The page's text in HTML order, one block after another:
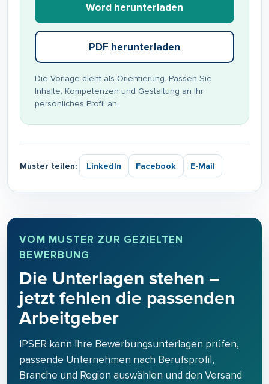
Word herunterladen
PDF herunterladen
Die Vorlage dient als Orientierung. Passen Sie
Inhalte, Kompetenzen und Gestaltung an Ihr
persönliches Profil an.
Muster teilen: LinkedIn Facebook E-Mail
VOM MUSTER ZUR GEZIELTEN
BEWERBUNG
Die Unterlagen stehen –
jetzt fehlen die passenden
Arbeitgeber
IPSER kann Ihre Bewerbungsunterlagen prüfen,
passende Unternehmen nach Berufsprofil,
Branche und Region auswählen und den Versand